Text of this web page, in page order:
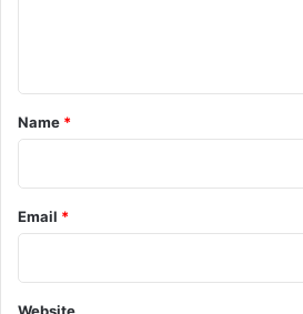
*
Name *
Email *